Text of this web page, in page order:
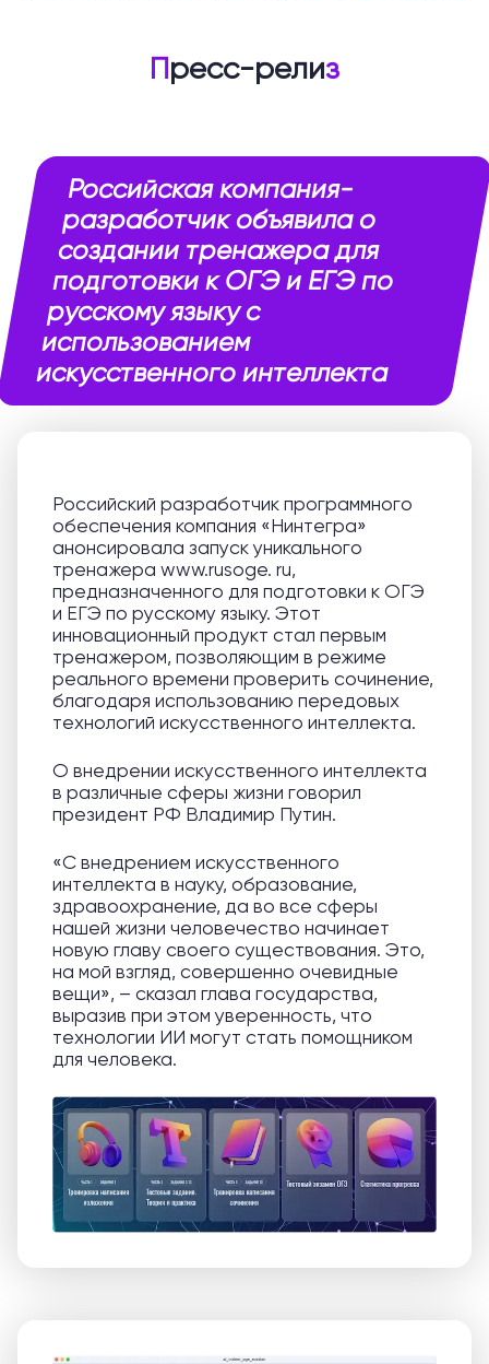
Пресс-релиз
Российская компания-
разработчик объявила о
создании тренажера для
подготовки к ОГЭ и ЕГЭ по
русскому языку с
использованием
искусственного интеллекта
Российский разработчик программного
обеспечения компания «Нинтегра»
анонсировала запуск уникального
тренажера www.rusoge. ru,
предназначенного для подготовки к ОГЭ
и ЕГЭ по русскому языку. Этот
инновационный продукт стал первым
тренажером, позволяющим в режиме
реального времени проверить сочинение,
благодаря использованию передовых
технологий искусственного интеллекта.
О внедрении искусственного интеллекта
в различные сферы жизни говорил
президент РФ Владимир Путин.
«С внедрением искусственного
интеллекта в науку, образование,
здравоохранение, да во все сферы
нашей жизни человечество начинает
новую главу своего существования. Это,
на мой взгляд, совершенно очевидные
вещи», – сказал глава государства,
выразив при этом уверенность, что
технологии ИИ могут стать помощником
для человека.